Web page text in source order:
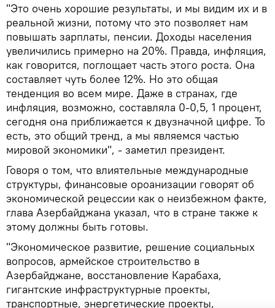
"Это очень хорошие результаты, и мы видим их и в
реальной жизни, потому что это позволяет нам
повышать зарплаты, пенсии. Доходы населения
увеличились примерно на 20%. Правда, инфляция,
как говорится, поглощает часть этого роста. Она
составляет чуть более 12%. Но это общая
тенденция во всем мире. Даже в странах, где
инфляция, возможно, составляла 0-0,5, 1 процент,
сегодня она приближается к двузначной цифре. То
есть, это общий тренд, а мы являемся частью
мировой экономики", - заметил президент.
Говоря о том, что влиятельные международные
структуры, финансовые ороанизации говорят об
экономической рецессии как о неизбежном факте,
глава Азербайджана указал, что в стране также к
этому должны быть готовы.
"Экономическое развитие, решение социальных
вопросов, армейское строительство в
Азербайджане, восстановление Карабаха,
гигантские инфраструктурные проекты,
транспортные, энергетические проекты,